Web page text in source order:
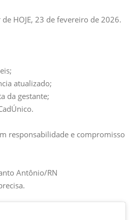
HOJE, 23 de fevereiro de 2026.
atualizado;
da gestante;
responsabilidade e compromisso
Antônio/RN